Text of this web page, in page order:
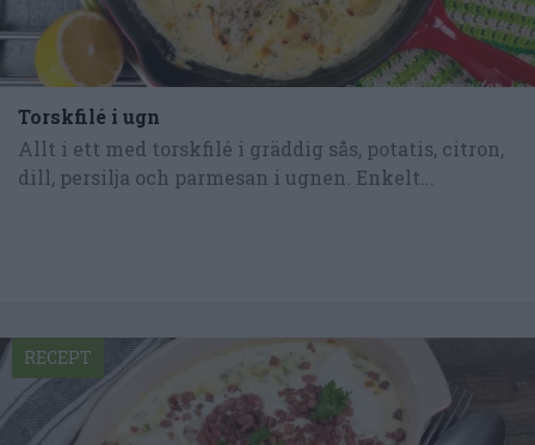
Torskfilé i ugn
Allt i ett med torskfilé i gräddig sås, potatis, citron,
dill, persilja och parmesan i ugnen. Enkelt...
RECEPT